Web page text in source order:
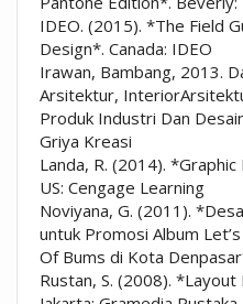
IDEO. (2015). *The Field
Design*. Canada: IDEO
Irawan, Bambang, 2013.
Arsitektur,
Produk Industri Dan
Griya Kreasi
Landa, R. (2014).
US: Cengage Learning
Noviyana, G. (2011).
untuk Promosi Album
Of Bums di Kota
Rustan, S. (2008).